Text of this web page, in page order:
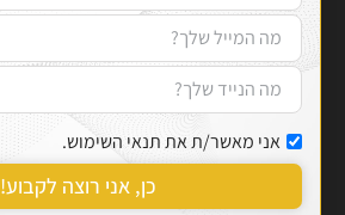
אני מאשר/ת את תנאי השימוש.
כן, אני רוצה לקבוע!